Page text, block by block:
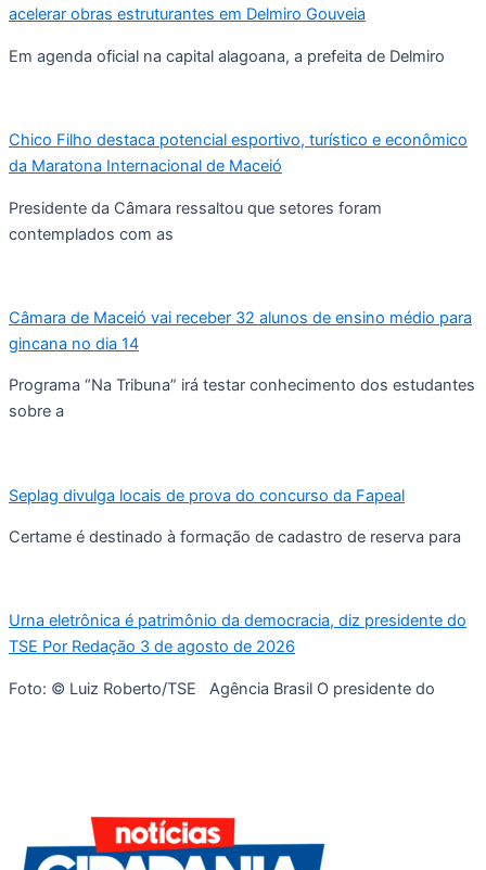
acelerar obras estruturantes em Delmiro Gouveia
Em agenda oficial na capital alagoana, a prefeita de Delmiro
Chico Filho destaca potencial esportivo, turístico e econômico
da Maratona Internacional de Maceió
Presidente da Câmara ressaltou que setores foram
contemplados com as
Câmara de Maceió vai receber 32 alunos de ensino médio para
gincana no dia 14
Programa “Na Tribuna” irá testar conhecimento dos estudantes
sobre a
Seplag divulga locais de prova do concurso da Fapeal
Certame é destinado à formação de cadastro de reserva para
Urna eletrônica é patrimônio da democracia, diz presidente do
TSE Por Redação 3 de agosto de 2026
Foto: © Luiz Roberto/TSE Agência Brasil O presidente do